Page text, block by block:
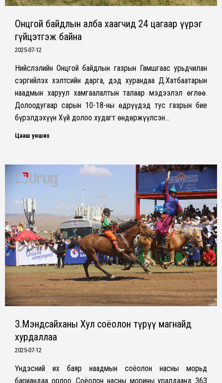
Онцгой байдлын алба хаагчид 24 цагаар үүрэг
гүйцэтгэж байна
2025-07-12
Нийслэлийн Онцгой байдлын газрын Гамшгаас урьдчилан
сэргийлэх хэлтсийн дарга, дэд хурандаа Д.Хатбаатарын
наадмын харуул хамгаалалтын талаар мэдээлэл өглөө.
Долоодугаар сарын 10-18-ны өдрүүдэд тус газрын бие
бүрэлдэхүүн Хүй долоо худагт өндөржүүлсэн…
Цааш унших
З.Мэндсайханы Хул соёолон түрүү магнайд
хурдаллаа
2025-07-12
Үндэсний их баяр наадмын соёолон насны морьд
бариандаа орлоо. Соёолон насны морины уралдаанд 363